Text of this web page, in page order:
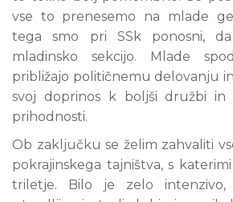
vse to prenesemo na mlade
tega smo pri SSk ponosni,
mladinsko sekcijo. Mlade
približajo političnemu delovanju
svoj doprinos k boljši družbi in
prihodnosti.
Ob zaključku se želim zahvaliti
pokrajinskega tajništva, s
triletje. Bilo je zelo intenzivo,